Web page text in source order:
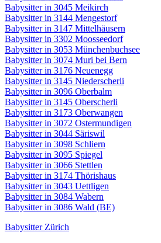
Babysitter in 3045 Meikirch
Babysitter in 3144 Mengestorf
Babysitter in 3147 Mittelhäusern
Babysitter in 3302 Moosseedorf
Babysitter in 3053 Münchenbuchsee
Babysitter in 3074 Muri bei Bern
Babysitter in 3176 Neuenegg
Babysitter in 3145 Niederscherli
Babysitter in 3096 Oberbalm
Babysitter in 3145 Oberscherli
Babysitter in 3173 Oberwangen
Babysitter in 3072 Ostermundigen
Babysitter in 3044 Säriswil
Babysitter in 3098 Schliern
Babysitter in 3095 Spiegel
Babysitter in 3066 Stettlen
Babysitter in 3174 Thörishaus
Babysitter in 3043 Uettligen
Babysitter in 3084 Wabern
Babysitter in 3086 Wald (BE)
Babysitter Zürich